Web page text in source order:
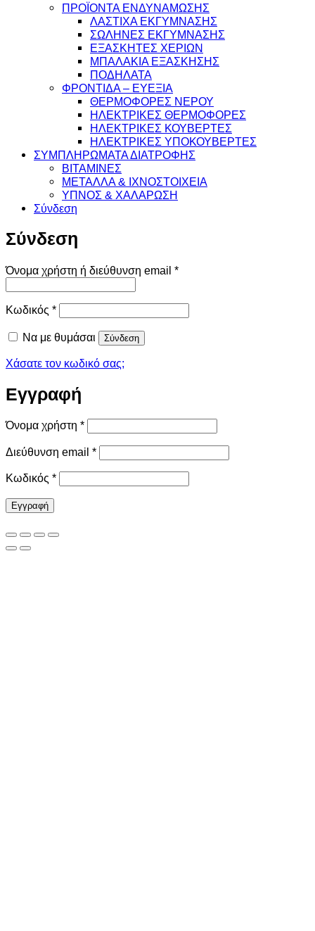
ΠΡΟΪΟΝΤΑ ΕΝΔΥΝΑΜΩΣΗΣ
ΛΑΣΤΙΧΑ ΕΚΓΥΜΝΑΣΗΣ
ΣΩΛΗΝΕΣ ΕΚΓΥΜΝΑΣΗΣ
ΕΞΑΣΚΗΤΕΣ ΧΕΡΙΩΝ
ΜΠΑΛΑΚΙΑ ΕΞΑΣΚΗΣΗΣ
ΠΟΔΗΛΑΤΑ
ΦΡΟΝΤΙΔΑ – ΕΥΕΞΙΑ
ΘΕΡΜΟΦΟΡΕΣ ΝΕΡΟΥ
ΗΛΕΚΤΡΙΚΕΣ ΘΕΡΜΟΦΟΡΕΣ
ΗΛΕΚΤΡΙΚΕΣ ΚΟΥΒΕΡΤΕΣ
ΗΛΕΚΤΡΙΚΕΣ ΥΠΟΚΟΥΒΕΡΤΕΣ
ΣΥΜΠΛΗΡΩΜΑΤΑ ΔΙΑΤΡΟΦΗΣ
ΒΙΤΑΜΙΝΕΣ
ΜΕΤΑΛΛΑ & ΙΧΝΟΣΤΟΙΧΕΙΑ
ΥΠΝΟΣ & ΧΑΛΑΡΩΣΗ
Σύνδεση
Σύνδεση
Όνομα χρήστη ή διεύθυνση email *Απαιτείται
Κωδικός *Απαιτείται
Να με θυμάσαι Σύνδεση
Χάσατε τον κωδικό σας;
Εγγραφή
Όνομα χρήστη *Απαιτείται
Διεύθυνση email *Απαιτείται
Κωδικός *Απαιτείται
Εγγραφή